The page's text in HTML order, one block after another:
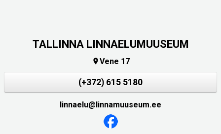
TALLINNA LINNAELUMUUSEUM
Vene 17
(+372) 615 5180
linnaelu@linnamuuseum.ee